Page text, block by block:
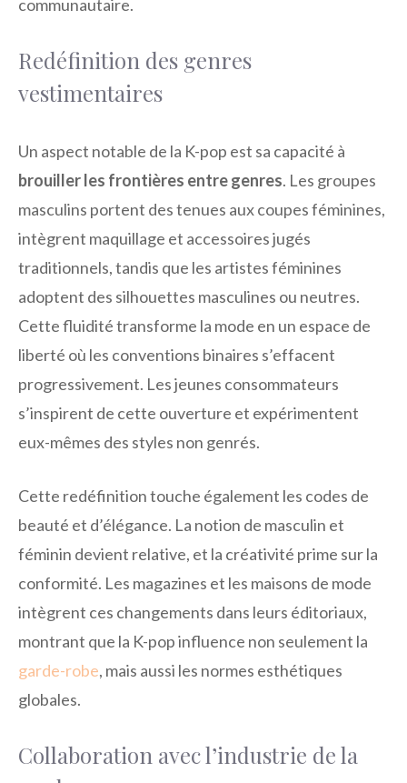
communautaire.
Redéfinition des genres
vestimentaires
Un aspect notable de la K-pop est sa capacité à
brouiller les frontières entre genres. Les groupes
masculins portent des tenues aux coupes féminines,
intègrent maquillage et accessoires jugés
traditionnels, tandis que les artistes féminines
adoptent des silhouettes masculines ou neutres.
Cette fluidité transforme la mode en un espace de
liberté où les conventions binaires s’effacent
progressivement. Les jeunes consommateurs
s’inspirent de cette ouverture et expérimentent
eux-mêmes des styles non genrés.
Cette redéfinition touche également les codes de
beauté et d’élégance. La notion de masculin et
féminin devient relative, et la créativité prime sur la
conformité. Les magazines et les maisons de mode
intègrent ces changements dans leurs éditoriaux,
montrant que la K-pop influence non seulement la
garde-robe, mais aussi les normes esthétiques
globales.
Collaboration avec l’industrie de la